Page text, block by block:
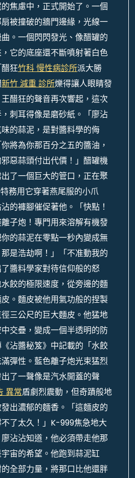
焦慮中，正式開始了。一個
被撞破的牆門邊緣，光線一
。一個閃閃發光、像醋罐的
它的底座還不斷噴射著白色
狂竹科 慢性病診所派大勝
新竹 減重 診所爍得讓人眼睛發
醋狂的聲音再次響起，這次
刺耳得像是磨砂紙。「廖沾
的蒜泥，是對醬料學的侮
將為你那百分之五的醬油，
惡蒜頭付出代價！」醋罐機
了一個巨大的管口，正在聚
務用它穿著燕尾服的小爪
的褲腳催促著他。「快點！
子炮！專門用來溶解有機發
的蒜泥在零點一秒內變成無
是浩劫啊！」「不准動我的
醬料學家對待信仰般的怒
餃的極限速度，從旁邊的麵
。麵皮被他用氣功般的捏製
三公尺的巨大麵皮。他猛地
交疊，變成一個半透明的防
沾醬秘笈》中記載的「水餃
彈性。藍色離子炮光束猛烈
了一聲像是汽水開蓋的聲
異常盾劇烈震動，但奇蹟般地
出濃郁的麵香。「這麵皮的
了太久！」K-999焦急地大
沾沾知道，他必須帶走他那
宙的希望。他跑到蒜泥缸
全部力量，將那口比他還胖